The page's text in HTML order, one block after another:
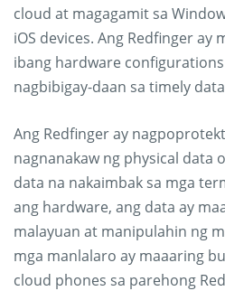
cloud at magagamit sa
iOS devices. Ang Redfinger
ibang hardware
nagbibigay-daan sa timely
Ang Redfinger ay
nagnanakaw ng physical data
data na nakaimbak sa mga
ang hardware, ang data ay
malayuan at manipulahin ng
mga manlalaro ay maaaring
cloud phones sa parehong